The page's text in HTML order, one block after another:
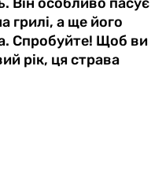
грилі, а ще його
Спробуйте! Щоб ви
рік, ця страва